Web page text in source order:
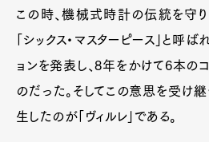
この時、機械式時計の伝統を守
「シックス・マスターピース」と呼
ョンを発表し、8年をかけて6本の
のだった。そしてこの意思を受け
生したのが「ヴィルレ」である。